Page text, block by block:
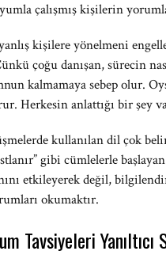
çalışmış kişilerin
kişilere yönelmeni
çoğu danışan, sürecin
kalmamaya sebep olur.
Herkesin anlattığı bir şey
kullanılan dil çok
gibi cümlelerle
etkileyerek değil,
okumaktır.
Tavsiyeleri